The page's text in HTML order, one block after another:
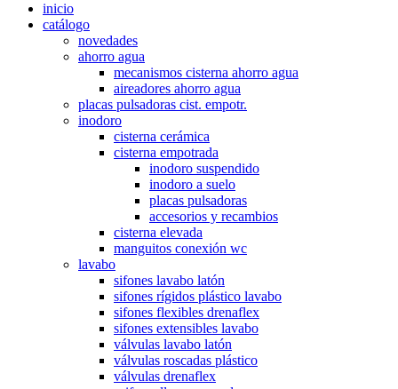
inicio
catálogo
novedades
ahorro agua
mecanismos cisterna ahorro agua
aireadores ahorro agua
placas pulsadoras cist. empotr.
inodoro
cisterna cerámica
cisterna empotrada
inodoro suspendido
inodoro a suelo
placas pulsadoras
accesorios y recambios
cisterna elevada
manguitos conexión wc
lavabo
sifones lavabo latón
sifones rígidos plástico lavabo
sifones flexibles drenaflex
sifones extensibles lavabo
válvulas lavabo latón
válvulas roscadas plástico
válvulas drenaflex